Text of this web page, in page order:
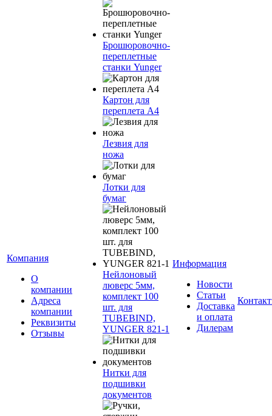
Компания
О
компании
Адреса
компании
Реквизиты
Отзывы
Брошюровочно-
переплетные
станки Yunger
Картон для
переплета А4
Лезвия для
ножа
Лотки для
бумаг
Нейлоновый
люверс 5мм,
комплект 100
шт. для
TUBEBIND,
YUNGER 821-1
Нитки для
подшивки
документов
Информация
Новости
Статьи
Доставка
и оплата
Дилерам